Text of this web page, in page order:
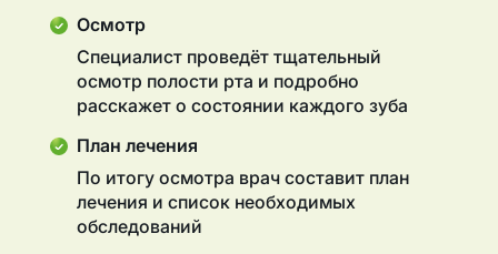
Осмотр
Специалист проведёт тщательный
осмотр полости рта и подробно
расскажет о состоянии каждого зуба
План лечения
По итогу осмотра врач составит план
лечения и список необходимых
обследований